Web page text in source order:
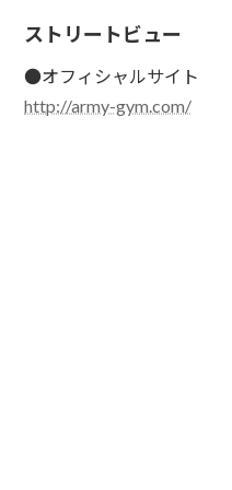
ストリートビュー
●オフィシャルサイト
http://army-gym.com/